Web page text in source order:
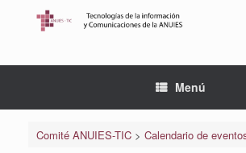
Menú
Comité ANUIES-TIC> Calendario de